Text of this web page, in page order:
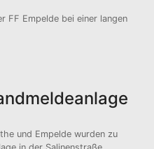
FF Empelde bei einer langen
und Empelde wurden zu